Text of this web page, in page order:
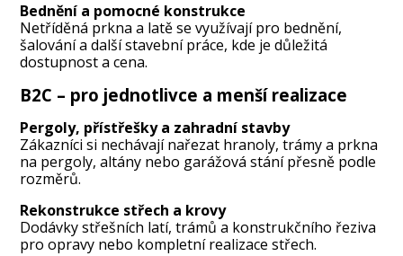
Bednění a pomocné konstrukce
Netříděná prkna a latě se využívají pro bednění,
šalování a další stavební práce, kde je důležitá
dostupnost a cena.
B2C – pro jednotlivce a menší realizace
Pergoly, přístřešky a zahradní stavby
Zákazníci si nechávají nařezat hranoly, trámy a prkna
na pergoly, altány nebo garážová stání přesně podle
rozměrů.
Rekonstrukce střech a krovy
Dodávky střešních latí, trámů a konstrukčního řeziva
pro opravy nebo kompletní realizace střech.